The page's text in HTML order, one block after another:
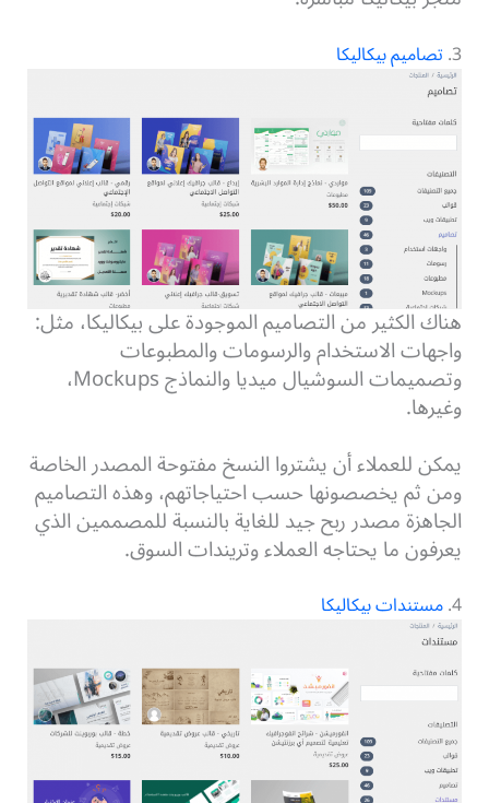
3. تصاميم بيكاليكا
هناك الكثير من التصاميم الموجودة على بيكاليكا، مثل:
واجهات الاستخدام والرسومات والمطبوعات
وتصميمات السوشيال ميديا والنماذج Mockups،
وغيرها.
يمكن للعملاء أن يشتروا النسخ مفتوحة المصدر الخاصة
ومن ثم يخصصونها حسب احتياجاتهم، وهذه التصاميم
الجاهزة مصدر ربح جيد للغاية بالنسبة للمصممين الذي
يعرفون ما يحتاجه العملاء وتريندات السوق.
4. مستندات بيكاليكا